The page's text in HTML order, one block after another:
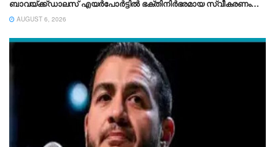
ബാവയ്ക്ക്ഡാലസ് എയർപോർട്ടിൽ ഭക്തിനിർഭരമായ സ്വീകരണം
നൽകി.
AUGUST 6, 2026